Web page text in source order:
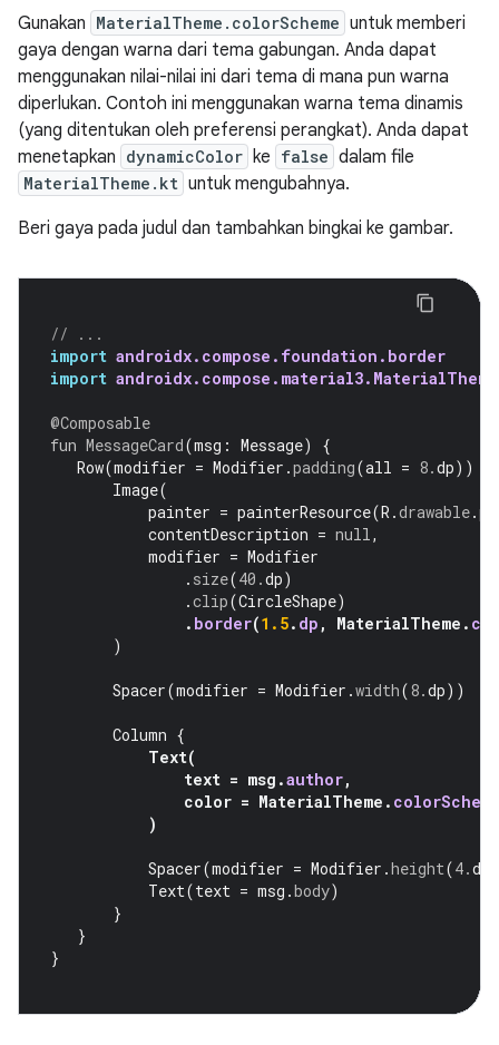
Gunakan MaterialTheme.colorScheme untuk memberi
gaya dengan warna dari tema gabungan. Anda dapat
menggunakan nilai-nilai ini dari tema di mana pun warna
diperlukan. Contoh ini menggunakan warna tema dinamis
(yang ditentukan oleh preferensi perangkat). Anda dapat
menetapkan dynamicColor ke false dalam file
MaterialTheme.kt untuk mengubahnya.
Beri gaya pada judul dan tambahkan bingkai ke gambar.
// ...
import androidx.compose.foundation.border
import androidx.compose.material3.MaterialTheme
@Composable
fun MessageCard(msg : Message)
{
Row(modifier = Modifier .padding(all = 8.dp))
Image(
painter = painterResource(R .drawable.
contentDescription = null,
modifier = Modifier
. size(40.dp)
.clip(CircleShape)
. border(1.5. dp , MaterialTheme .
)
Spacer(modifier = Modifier .width(8.dp))
Column {
Text(
text = msg .author,
color = MaterialTheme .
)
Spacer(modifier = Modifier .height(4.dp
Text(text = msg .body)
}
}
}